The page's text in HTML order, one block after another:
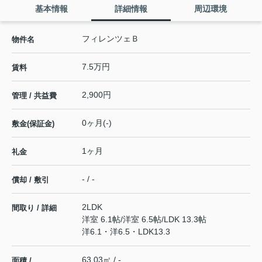
基本情報 詳細情報 周辺環境
物件名 フィレンツェＢ
賃料 7.5万円
管理 / 共益費 2,900円
敷金(保証金) 0ヶ月(-)
礼金 1ヶ月
償却 / 敷引 - / -
間取り / 詳細
2LDK
洋室 6.1帖/洋室 6.5帖/LDK 13.3帖
洋6.1・洋6.5・LDK13.3
63.03㎡ / -